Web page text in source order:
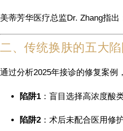
美蒂芳华医疗总监Dr. Zhang指
二、传统换肤的五大
通过分析2025年接诊的修复案例
陷阱1 ：盲目选择高浓度酸
陷阱2 ：术后未配合医用修